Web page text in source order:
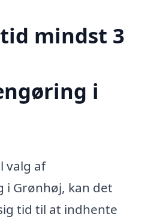
mindst 3
i
valg af
Grønhøj, kan det
tid til at indhente